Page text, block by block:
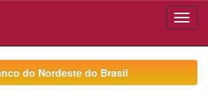
do Nordeste do Brasil